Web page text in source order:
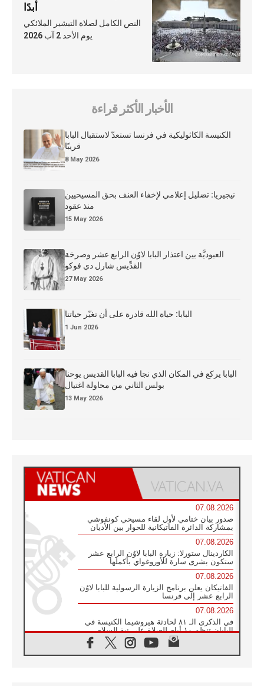
أبدًا
النص الكامل لصلاة التبشير الملائكي
يوم الأحد 2 آب 2026
الأخبار الأكثر قراءة
الكنيسة الكاثوليكية في فرنسا تستعدّ لاستقبال البابا
قريبًا
8 May 2026
نيجيريا: تضليل إعلامي لإخفاء العنف بحق المسيحيين
منذ عقود
15 May 2026
العبوديَّة بين اعتذار البابا لاوُن الرابع عشر وصرخة
القدِّيس شارل دي فوكو
27 May 2026
البابا: حياة الله قادرة على أن تغيّر حياتنا
1 Jun 2026
البابا يركع في المكان الذي نجا فيه البابا القديس يوحنا
بولس الثاني من محاولة اغتيال
13 May 2026
07.08.2026
صدور بيان ختامي لأول لقاء مسيحي كونفوشي
بمشاركة الدائرة الفاتيكانية للحوار بين الأديان
07.08.2026
الكاردينال ستورلا: زيارة البابا لاوُن الرابع عشر
ستكون بشرى سارة للأوروغواي بأكملها
07.08.2026
الفاتيكان يعلن برنامج الزيارة الرسولية للبابا لاوُن
الرابع عشر إلى فرنسا
07.08.2026
في الذكرى الـ ٨١ لحادثة هيروشيما الكنيسة في
اليابان تنظم ١٠ أيام للصلاة على نية السلام
الكنيسة في الأوروغواي: زيارة البابا ستعزز